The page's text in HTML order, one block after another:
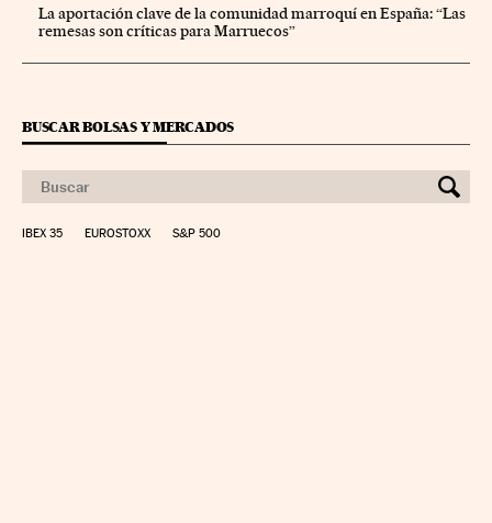
La aportación clave de la comunidad marroquí en España: “Las
remesas son críticas para Marruecos”
BUSCAR BOLSAS Y MERCADOS
IBEX 35 EUROSTOXX S&P 500